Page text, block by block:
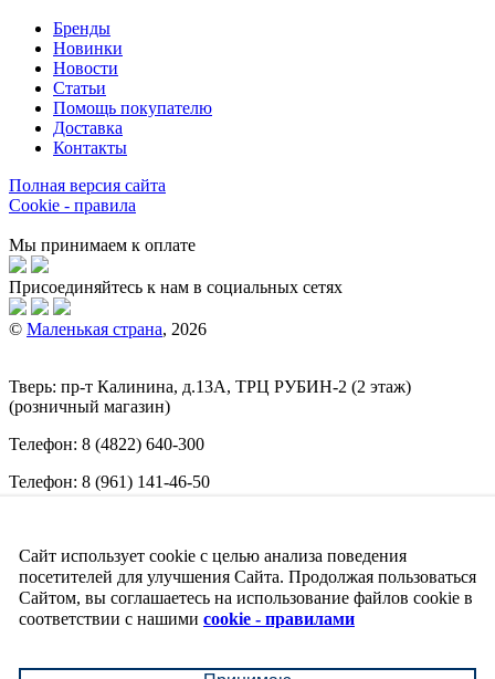
Бренды
Новинки
Новости
Статьи
Помощь покупателю
Доставка
Контакты
Полная версия сайта
Cookie - правила
Мы принимаем к оплате
Присоединяйтесь к нам в социальных сетях
© Маленькая страна, 2026
Тверь: пр-т Калинина, д.13А, ТРЦ РУБИН-2 (2 этаж)
(розничный магазин)
Телефон: 8 (4822) 640-300
Телефон: 8 (961) 141-46-50
Обращаем ваше внимание на то, что вся информация
(включая цены) на этом интернет-сайте носит исключительно
информационный характер и ни при каких условиях не
является публичной офертой, определяемой положениями
Сайт использует cookie с целью анализа поведения
посетителей для улучшения Сайта. Продолжая пользоваться
Сайтом, вы соглашаетесь на использование файлов cookie в
соответствии с нашими cookie - правилами